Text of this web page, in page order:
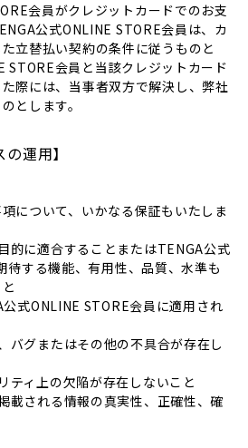
会員がクレジットカードでのお支
公式ONLINE STORE会員は、カ
立替払い契約の条件に従うものと
STORE会員と当該クレジットカード
際には、当事者双方で解決し、弊社
とします。
運用】
について、いかなる保証もいたしま
的に適合することまたはTENGA公式
待する機能、有用性、品質、水準も
式ONLINE STORE会員に適用され
バグまたはその他の不具合が存在し
ティ上の欠陥が存在しないこと
載される情報の真実性、正確性、確